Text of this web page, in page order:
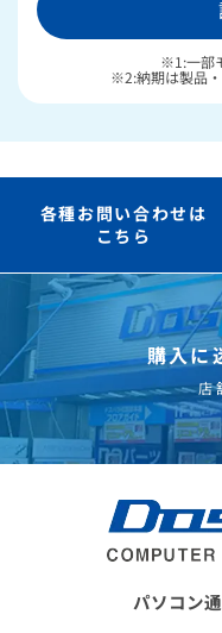
新品のパーツ
月額会員なら
購入時のPC下
※1:一部
※2:納期は製品・
各種お問い合わせは
こちら
購入に
店
パソコン